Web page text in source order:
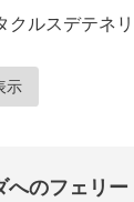
クルスデテネ
示
へのフェリー